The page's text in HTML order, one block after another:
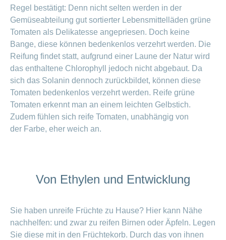
Regel bestätigt: Denn nicht selten werden in der
Gemüseabteilung gut sortierter Lebensmittelläden grüne
Tomaten als Delikatesse angepriesen. Doch keine
Bange, diese können bedenkenlos verzehrt werden. Die
Reifung findet statt, aufgrund einer Laune der Natur wird
das enthaltene Chlorophyll jedoch nicht abgebaut. Da
sich das Solanin dennoch zurückbildet, können diese
Tomaten bedenkenlos verzehrt werden. Reife grüne
Tomaten erkennt man an einem leichten Gelbstich.
Zudem fühlen sich reife Tomaten, unabhängig von
der Farbe, eher weich an.
Von Ethylen und Entwicklung
Sie haben unreife Früchte zu Hause? Hier kann Nähe
nachhelfen: und zwar zu reifen Birnen oder Äpfeln. Legen
Sie diese mit in den Früchtekorb. Durch das von ihnen